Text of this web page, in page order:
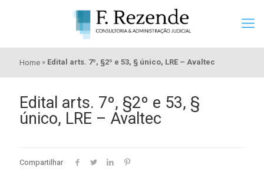
Home » Edital arts. 7º, §2º e 53, § único, LRE – Avaltec
Edital arts. 7º, §2º e 53, §
único, LRE – Avaltec
Compartilhar